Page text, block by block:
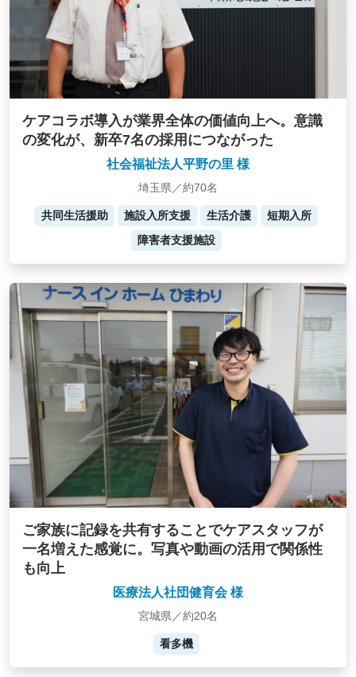
ケアコラボ導入が業界全体の価値向上へ。意識
の変化が、新卒7名の採用につながった
社会福祉法人平野の里 様
埼玉県／約70名
共同生活援助 施設入所支援 生活介護
短期入所
障害者支援施設
ご家族に記録を共有することでケアスタッフが
一名増えた感覚に。写真や動画の活用で関係性
も向上
医療法人社団健育会 様
宮城県／約20名
看多機